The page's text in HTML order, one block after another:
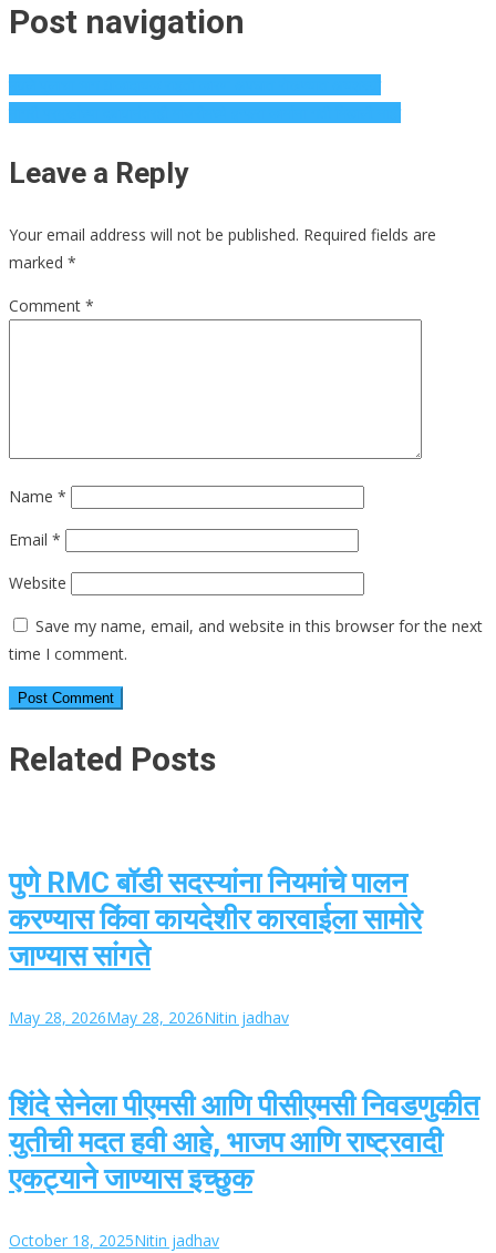
Post navigation
Leave a Reply
Your email address will not be published. Required fields are
marked *
Comment *
Name *
Email *
Website
Save my name, email, and website in this browser for the next
time I comment.
Related Posts
पुणे RMC बॉडी सदस्यांना नियमांचे पालन
करण्यास किंवा कायदेशीर कारवाईला सामोरे
जाण्यास सांगते
May 28, 2026May 28, 2026Nitin jadhav
शिंदे सेनेला पीएमसी आणि पीसीएमसी निवडणुकीत
युतीची मदत हवी आहे, भाजप आणि राष्ट्रवादी
एकट्याने जाण्यास इच्छुक
October 18, 2025Nitin jadhav